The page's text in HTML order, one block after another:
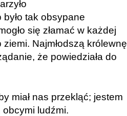
tak obsypane
się złamać w każdej
ziemi. Najmłodszą królewnę
że powiedziała do
miał nas przekląć; jestem
ludźmi.